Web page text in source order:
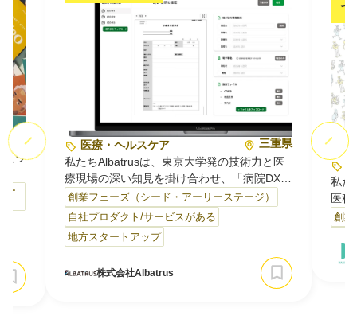
京都
（ウ
け
ー
医療・ヘルスケア
三重県
私たちAlbatrusは、東京大学発の技術力と医
療現場の深い知見を掛け合わせ、「病院DX」
に特化したプロダクトを開発するスタートア
ップです。紙・FAX・属人的な運用が当たり
前だった医療現場に、クラウドとAIの力を持
ち込み、病院経営が抱える課題をテクノロジ
創業フェーズ（シード・アーリーステージ）
自社プロダクト/サービスがある
地方スタートアップ
株式会社Albatrus
私た
医科
的
主力
に
そ
創業